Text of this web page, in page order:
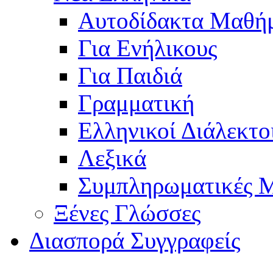
Αυτοδίδακτα
Για Ενήλικους
Για Παιδιά
Γραμματική
Ελληνικοί
Λεξικά
Συμπληρωματικές
Ξένες Γλώσσες
Διασπορά Συγγραφείς